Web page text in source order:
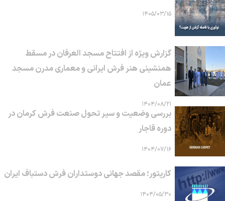
۱۴۰۵/۰۳/۱۵
گزارش ویژه از افتتاح مسجد العرفان در مسقط
همنشینی هنر فرش ایرانی و معماری مدرن مسجد
عمان
۱۴۰۴/۰۸/۲۱
بررسی وضعیت و سیر تحول صنعت فرش کرمان در
دوره قاجار
۱۴۰۴/۰۷/۱۶
کارپتور؛ مقصد جهانی دوستداران فرش دستباف ایران
۱۴۰۴/۰۵/۳۰